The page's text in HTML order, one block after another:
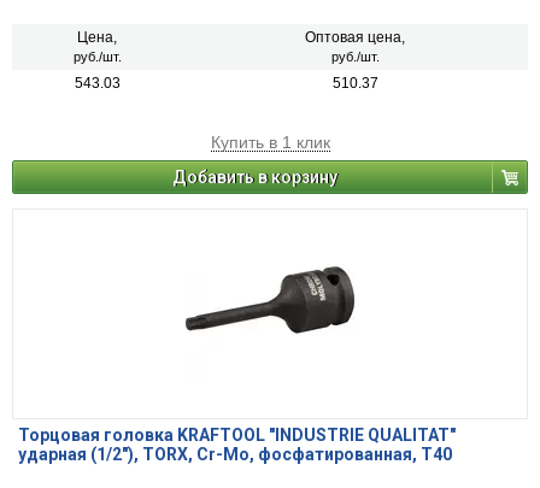
Цена,
руб./шт.
Оптовая цена,
руб./шт.
543.03 510.37
Купить в 1 клик
Добавить в корзину
Торцовая головка KRAFTOOL "INDUSTRIE QUALITAT"
ударная (1/2"), TORX, Cr-Mo, фосфатированная, T40